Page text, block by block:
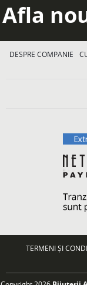
Afla
DESPRE COMPANIE
TERMENI ȘI